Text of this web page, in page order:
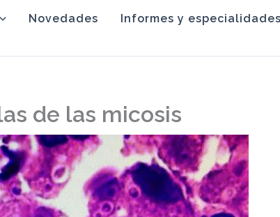
Novedades Informes y especialidades
de las micosis